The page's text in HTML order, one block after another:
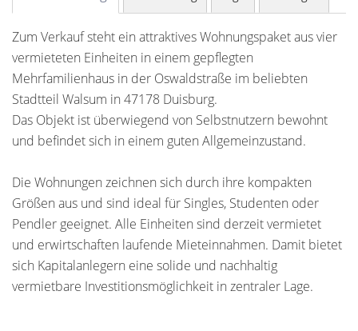
Zum Verkauf steht ein attraktives Wohnungspaket aus vier
vermieteten Einheiten in einem gepflegten
Mehrfamilienhaus in der Oswaldstraße im beliebten
Stadtteil Walsum in 47178 Duisburg.
Das Objekt ist überwiegend von Selbstnutzern bewohnt
und befindet sich in einem guten Allgemeinzustand.
Die Wohnungen zeichnen sich durch ihre kompakten
Größen aus und sind ideal für Singles, Studenten oder
Pendler geeignet. Alle Einheiten sind derzeit vermietet
und erwirtschaften laufende Mieteinnahmen. Damit bietet
sich Kapitalanlegern eine solide und nachhaltig
vermietbare Investitionsmöglichkeit in zentraler Lage.